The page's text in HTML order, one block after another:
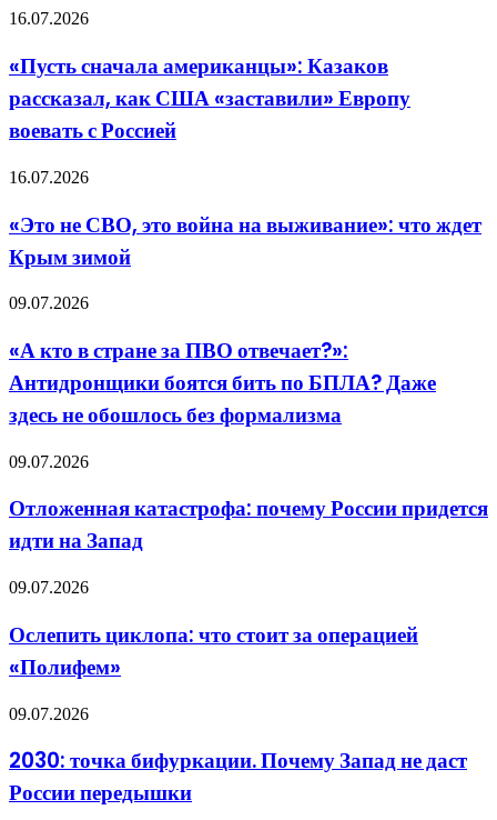
возвышающий
«Пусть
американцы»:
Казаков
рассказал,
США
Европу
с
Россией
16.07.2026
«Пусть сначала американцы»: Казаков
рассказал, как США «заставили» Европу
воевать с Россией
«Это
СВО,
это
война
выживание»:
Крым
зимой
16.07.2026
«Это не СВО, это война на выживание»: что ждет
Крым зимой
«А
стране
за
отвечает?»:
боятся
по
БПЛА?
Даже
не
формализма
09.07.2026
«А кто в стране за ПВО отвечает?»:
Антидронщики боятся бить по БПЛА? Даже
здесь не обошлось без формализма
Отложенная
почему
России
придется
на
09.07.2026
Отложенная катастрофа: почему России придется
идти на Запад
Ослепить
что
стоит
за
«Полифем»
09.07.2026
Ослепить циклопа: что стоит за операцией
«Полифем»
2030:
бифуркации.
Почему
Запад
09.07.2026
2030: точка бифуркации. Почему Запад не даст
России передышки